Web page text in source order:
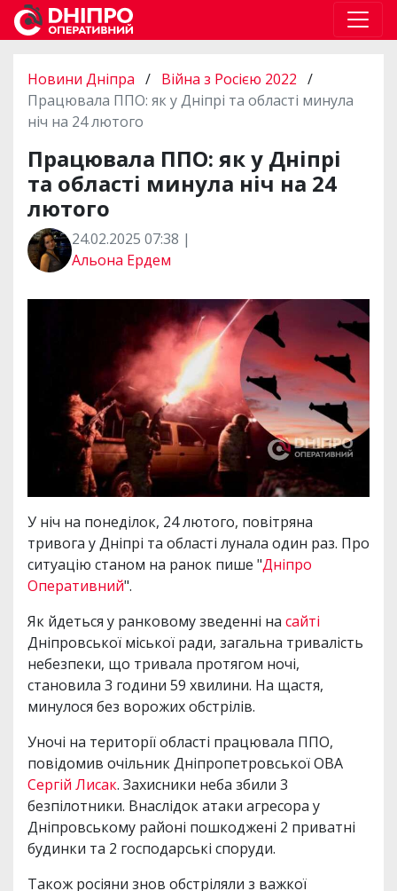
Новини Дніпра / Війна з Росією 2022 /
Працювала ППО: як у Дніпрі та області минула
ніч на 24 лютого
Працювала ППО: як у Дніпрі
та області минула ніч на 24
лютого
24.02.2025 07:38 |
Альона Ердем
У ніч на понеділок, 24 лютого, повітряна
тривога у Дніпрі та області лунала один раз. Про
ситуацію станом на ранок пише "Дніпро
Оперативний".
Як йдеться у ранковому зведенні на сайті
Дніпровської міської ради, загальна тривалість
небезпеки, що тривала протягом ночі,
становила 3 години 59 хвилини. На щастя,
минулося без ворожих обстрілів.
Уночі на території області працювала ППО,
повідомив очільник Дніпропетровської ОВА
Сергій Лисак. Захисники неба збили 3
безпілотники. Внаслідок атаки агресора у
Дніпровському районі пошкоджені 2 приватні
будинки та 2 господарські споруди.
Також росіяни знов обстріляли з важкої